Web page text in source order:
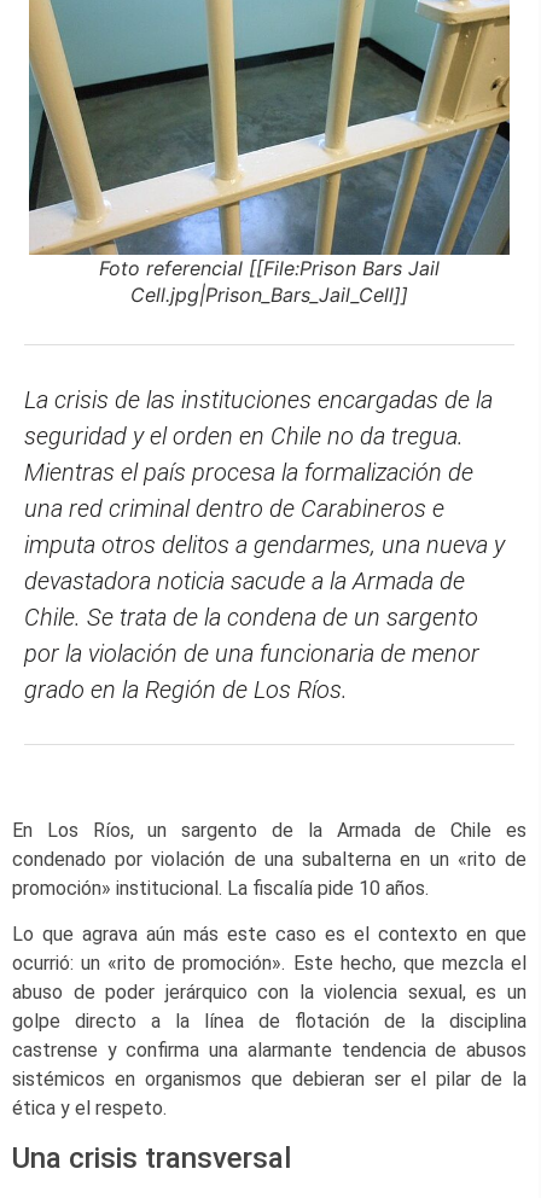
Foto referencial [[File:Prison Bars Jail
Cell.jpg|Prison_Bars_Jail_Cell]]
La crisis de las instituciones encargadas de la
seguridad y el orden en Chile no da tregua.
Mientras el país procesa la formalización de
una red criminal dentro de Carabineros e
imputa otros delitos a gendarmes, una nueva y
devastadora noticia sacude a la Armada de
Chile. Se trata de la condena de un sargento
por la violación de una funcionaria de menor
grado en la Región de Los Ríos.
En Los Ríos, un sargento de la Armada de Chile es
condenado por violación de una subalterna en un «rito de
promoción» institucional. La fiscalía pide 10 años.
Lo que agrava aún más este caso es el contexto en que
ocurrió: un «rito de promoción». Este hecho, que mezcla el
abuso de poder jerárquico con la violencia sexual, es un
golpe directo a la línea de flotación de la disciplina
castrense y confirma una alarmante tendencia de abusos
sistémicos en organismos que debieran ser el pilar de la
ética y el respeto.
Una crisis transversal